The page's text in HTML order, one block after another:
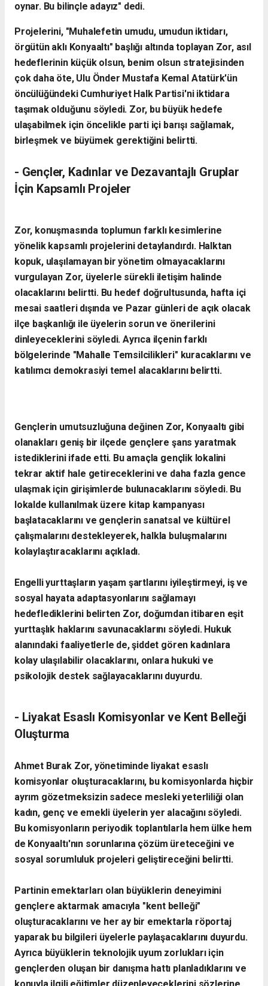
oynar. Bu bilinçle adayız" dedi.
Projelerini, "Muhalefetin umudu, umudun iktidarı,
örgütün aklı Konyaaltı" başlığı altında toplayan Zor, asıl
hedeflerinin küçük olsun, benim olsun stratejisinden
çok daha öte, Ulu Önder Mustafa Kemal Atatürk'ün
öncülüğündeki Cumhuriyet Halk Partisi'ni iktidara
taşımak olduğunu söyledi. Zor, bu büyük hedefe
ulaşabilmek için öncelikle parti içi barışı sağlamak,
birleşmek ve büyümek gerektiğini belirtti.
- Gençler, Kadınlar ve Dezavantajlı Gruplar
İçin Kapsamlı Projeler
Zor, konuşmasında toplumun farklı kesimlerine
yönelik kapsamlı projelerini detaylandırdı. Halktan
kopuk, ulaşılamayan bir yönetim olmayacaklarını
vurgulayan Zor, üyelerle sürekli iletişim halinde
olacaklarını belirtti. Bu hedef doğrultusunda, hafta içi
mesai saatleri dışında ve Pazar günleri de açık olacak
ilçe başkanlığı ile üyelerin sorun ve önerilerini
dinleyeceklerini söyledi. Ayrıca ilçenin farklı
bölgelerinde "Mahalle Temsilcilikleri" kuracaklarını ve
katılımcı demokrasiyi temel alacaklarını belirtti.
Gençlerin umutsuzluğuna değinen Zor, Konyaaltı gibi
olanakları geniş bir ilçede gençlere şans yaratmak
istediklerini ifade etti. Bu amaçla gençlik lokalini
tekrar aktif hale getireceklerini ve daha fazla gence
ulaşmak için girişimlerde bulunacaklarını söyledi. Bu
lokalde kullanılmak üzere kitap kampanyası
başlatacaklarını ve gençlerin sanatsal ve kültürel
çalışmalarını destekleyerek, halkla buluşmalarını
kolaylaştıracaklarını açıkladı.
Engelli yurttaşların yaşam şartlarını iyileştirmeyi, iş ve
sosyal hayata adaptasyonlarını sağlamayı
hedeflediklerini belirten Zor, doğumdan itibaren eşit
yurttaşlık haklarını savunacaklarını söyledi. Hukuk
alanındaki faaliyetlerle de, şiddet gören kadınlara
kolay ulaşılabilir olacaklarını, onlara hukuki ve
psikolojik destek sağlayacaklarını duyurdu.
- Liyakat Esaslı Komisyonlar ve Kent Belleği
Oluşturma
Ahmet Burak Zor, yönetiminde liyakat esaslı
komisyonlar oluşturacaklarını, bu komisyonlarda hiçbir
ayrım gözetmeksizin sadece mesleki yeterliliği olan
kadın, genç ve emekli üyelerin yer alacağını söyledi.
Bu komisyonların periyodik toplantılarla hem ülke hem
de Konyaaltı'nın sorunlarına çözüm üreteceğini ve
sosyal sorumluluk projeleri geliştireceğini belirtti.
Partinin emektarları olan büyüklerin deneyimini
gençlere aktarmak amacıyla "kent belleği"
oluşturacaklarını ve her ay bir emektarla röportaj
yaparak bu bilgileri üyelerle paylaşacaklarını duyurdu.
Ayrıca büyüklerin teknolojik uyum zorlukları için
gençlerden oluşan bir danışma hattı planladıklarını ve